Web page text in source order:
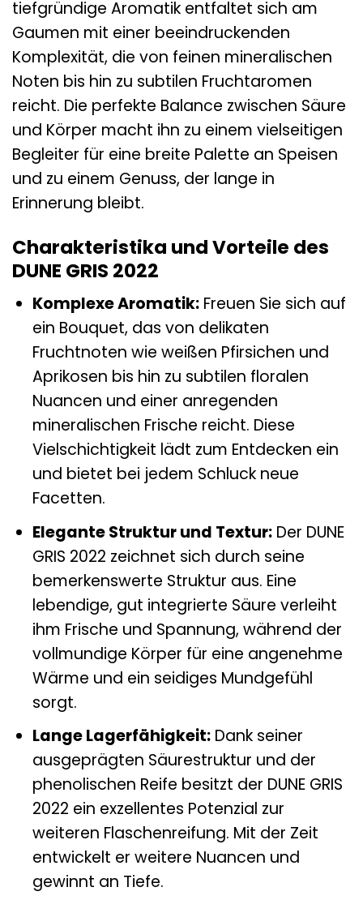
tiefgründige Aromatik entfaltet sich am
Gaumen mit einer beeindruckenden
Komplexität, die von feinen mineralischen
Noten bis hin zu subtilen Fruchtaromen
reicht. Die perfekte Balance zwischen Säure
und Körper macht ihn zu einem vielseitigen
Begleiter für eine breite Palette an Speisen
und zu einem Genuss, der lange in
Erinnerung bleibt.
Charakteristika und Vorteile des
DUNE GRIS 2022
Komplexe Aromatik:Freuen Sie sich auf
ein Bouquet, das von delikaten
Fruchtnoten wie weißen Pfirsichen und
Aprikosen bis hin zu subtilen floralen
Nuancen und einer anregenden
mineralischen Frische reicht. Diese
Vielschichtigkeit lädt zum Entdecken ein
und bietet bei jedem Schluck neue
Facetten.
Elegante Struktur und Textur:Der DUNE
GRIS 2022 zeichnet sich durch seine
bemerkenswerte Struktur aus. Eine
lebendige, gut integrierte Säure verleiht
ihm Frische und Spannung, während der
vollmundige Körper für eine angenehme
Wärme und ein seidiges Mundgefühl
sorgt.
Lange Lagerfähigkeit:Dank seiner
ausgeprägten Säurestruktur und der
phenolischen Reife besitzt der DUNE GRIS
2022 ein exzellentes Potenzial zur
weiteren Flaschenreifung. Mit der Zeit
entwickelt er weitere Nuancen und
gewinnt an Tiefe.